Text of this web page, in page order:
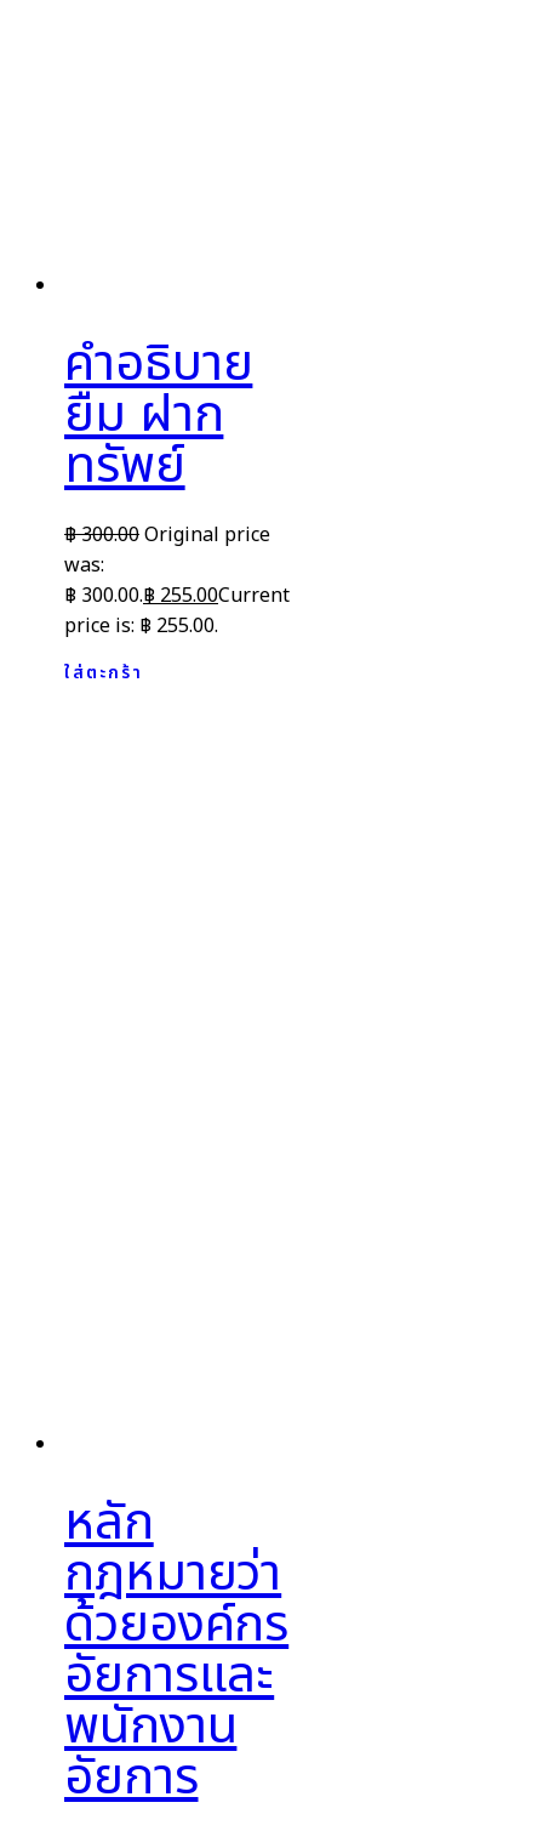
คำอธิบาย
ยืม ฝาก
ทรัพย์
฿300.00Original price
was:
฿ 300.00.฿255.00Current
price is: ฿ 255.00.
ใส่ตะกร้า
หลัก
กฎหมายว่า
ด้วยองค์กร
อัยการและ
พนักงาน
อัยการ